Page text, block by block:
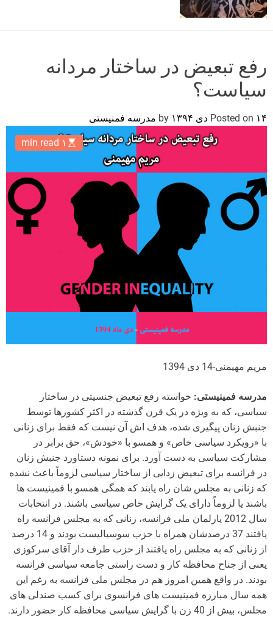
d
e
رفع تبعیض در ساختار مردانه
سیاست؟
Posted on ۱۴ دی ۱۳۹۴ مدرسه فمنیستی
۱ min read
مریم مهیمنی-14 دی 1394
مدرسه فمینیستی: خواسته رفع تبعیض جنسیتی در ساختار
سیاسی، که به ویژه در یک قرن گذشته در اکثر کشورها توسط
جنبش زنان پیگیری شده، هدف اش آن نیست که فقط برای زنانی
با «رویکرد سیاسی خاص» و همسو با «خودش»، حق برابر در
مشارکت سیاسی به دست آورد. برای نمونه دستاورد جنبش زنان
در فرانسه برای تبعیض زدایی از ساختار سیاسی لزوماً باعث نشده
که زنانی به مجلس شان راه یابند که همگی همسو با فمینیست ها
باشند یا لزوماً دارای یک گرایش خاص سیاسی باشند. در انتخابات
سال 2012 پارلمان ملی فرانسه، زنانی که به مجلس فرانسه راه
یافتند 37 درصدشان همراه با حزب سوسیالیست بودند و 14 درصد
از زنانی که به مجلس راه یافتند از حزب طرف دار آقای سرکوزی
یعنی از جناح محافظه کار و دست راستی جامعه سیاسی فرانسه
بودند. در واقع همین امروز هم در مجلس ملی فرانسه به رغم این
همه سال مبارزه فمینیست های فرانسوی برای کسب صندلی های
مجلس، بیش از 40 زن با گرایش سیاسی محافظه کار حضور دارند.